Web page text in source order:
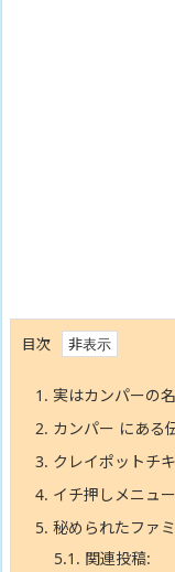
目次
1. 実はカンパーの
2. カンパー にある
3. クレイポットチ
4. イチ押しメニュ
5. 秘められたファ
5.1. 関連投稿: